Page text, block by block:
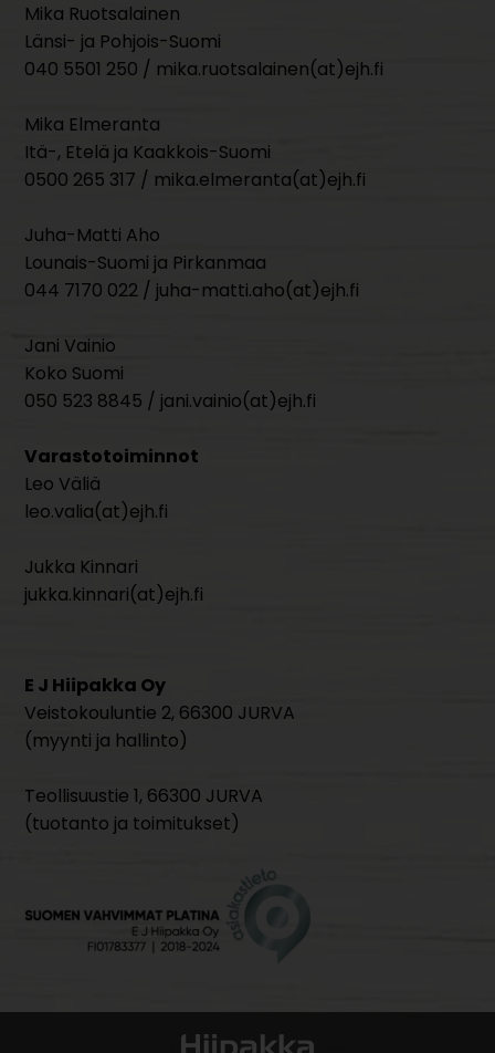
Mika Ruotsalainen
Länsi- ja Pohjois-Suomi
040 5501 250 / mika.ruotsalainen(at)ejh.fi
Mika Elmeranta
Itä-, Etelä ja Kaakkois-Suomi
0500 265 317 / mika.elmeranta(at)ejh.fi
Juha-Matti Aho
Lounais-Suomi ja Pirkanmaa
044 7170 022 / juha-matti.aho(at)ejh.fi
Jani Vainio
Koko Suomi
050 523 8845 / jani.vainio(at)ejh.fi
Varastotoiminnot
Leo Väliä
leo.valia(at)ejh.fi
Jukka Kinnari
jukka.kinnari(at)ejh.fi
E J Hiipakka Oy
Veistokouluntie 2, 66300 JURVA
(myynti ja hallinto)
Teollisuustie 1, 66300 JURVA
(tuotanto ja toimitukset)